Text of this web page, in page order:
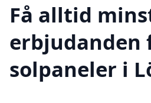
Få alltid
erbjudanden
solpaneler i